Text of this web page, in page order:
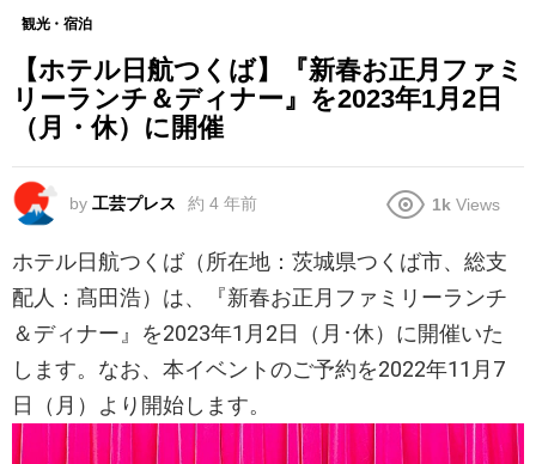
観光・宿泊
【ホテル日航つくば】『新春お正月ファミ
リーランチ＆ディナー』を2023年1月2日
（月・休）に開催
by 工芸プレス 約 4 年前 1k Views
ホテル日航つくば（所在地：茨城県つくば市、総支
配人：髙田浩）は、『新春お正月ファミリーランチ
＆ディナー』を2023年1月2日（月･休）に開催いた
します。なお、本イベントのご予約を2022年11月7
日（月）より開始します。